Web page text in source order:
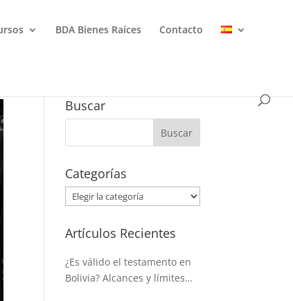
BDA Bienes Raíces Contacto
Buscar
Categorías
Categorías
Artículos Recientes
¿Es válido el testamento en
Bolivia? Alcances y límites